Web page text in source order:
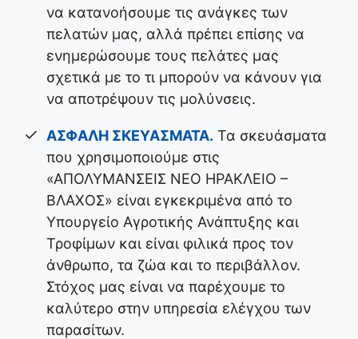
να κατανοήσουμε τις ανάγκες των
πελατών μας, αλλά πρέπει επίσης να
ενημερώσουμε τους πελάτες μας
σχετικά με το τι μπορούν να κάνουν για
να αποτρέψουν τις μολύνσεις.
ΑΣΦΑΛΗ ΣΚΕΥΑΣΜΑΤΑ. Τα σκευάσματα
που χρησιμοποιούμε στις
«ΑΠΟΛΥΜΑΝΣΕΙΣ ΝΕΟ ΗΡΑΚΛΕΙΟ –
ΒΛΑΧΟΣ» είναι εγκεκριμένα από το
Υπουργείο Αγροτικής Ανάπτυξης και
Τροφίμων και είναι φιλικά προς τον
άνθρωπο, τα ζώα και το περιβάλλον.
Στόχος μας είναι να παρέχουμε το
καλύτερο στην υπηρεσία ελέγχου των
παρασίτων.